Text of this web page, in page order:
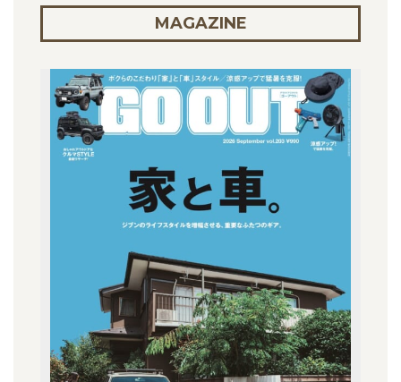
MAGAZINE